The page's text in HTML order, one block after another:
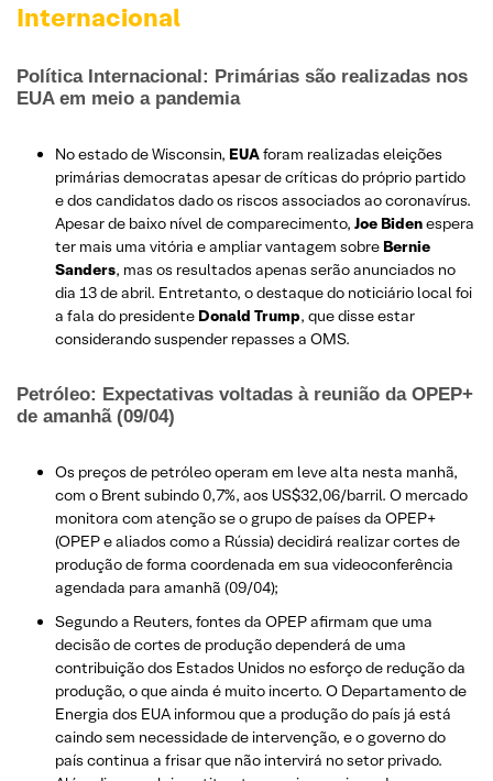
Internacional
Política Internacional: Primárias são realizadas nos
EUA em meio a pandemia
No estado de Wisconsin, EUAforam realizadas eleições
primárias democratas apesar de críticas do próprio partido
e dos candidatos dado os riscos associados ao coronavírus.
Apesar de baixo nível de comparecimento, Joe Bidenespera
ter mais uma vitória e ampliar vantagem sobre Bernie
Sanders, mas os resultados apenas serão anunciados no
dia 13 de abril. Entretanto, o destaque do noticiário local foi
a fala do presidente Donald Trump, que disse estar
considerando suspender repasses a OMS.
Petróleo: Expectativas voltadas à reunião da OPEP+
de amanhã (09/04)
Os preços de petróleo operam em leve alta nesta manhã,
com o Brent subindo 0,7%, aos US$32,06/barril. O mercado
monitora com atenção se o grupo de países da OPEP+
(OPEP e aliados como a Rússia) decidirá realizar cortes de
produção de forma coordenada em sua videoconferência
agendada para amanhã (09/04);
Segundo a Reuters, fontes da OPEP afirmam que uma
decisão de cortes de produção dependerá de uma
contribuição dos Estados Unidos no esforço de redução da
produção, o que ainda é muito incerto. O Departamento de
Energia dos EUA informou que a produção do país já está
caindo sem necessidade de intervenção, e o governo do
país continua a frisar que não intervirá no setor privado.